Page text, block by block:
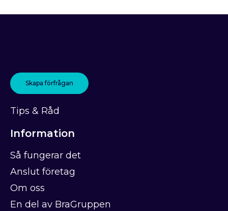
Information
Så fungerar det
Anslut företag
Om oss
En del av BraGruppen
Skapa förfrågan
Tips & Råd